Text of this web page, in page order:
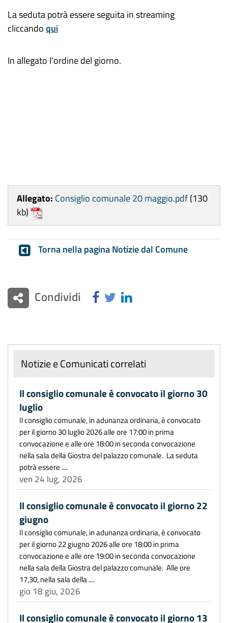
La seduta potrà essere seguita in streaming
cliccandoqui
In allegato l'ordine del giorno.
Allegato: Consiglio comunale 20 maggio.pdf(130
kb)
Torna nella pagina Notizie dal Comune
Condividi
Notizie e Comunicati correlati
Il consiglio comunale è convocato il giorno 30
luglio
Il consiglio comunale, in adunanza ordinaria, è convocato
per il giorno 30 luglio 2026 alle ore 17:00 in prima
convocazione e alle ore 18:00 in seconda convocazione
nella sala della Giostra del palazzo comunale. La seduta
potrà essere ....
ven 24 lug, 2026
Il consiglio comunale è convocato il giorno 22
giugno
Il consiglio comunale, in adunanza ordinaria, è convocato
per il giorno 22 giugno 2026 alle ore 18:00 in prima
convocazione e alle ore 19:00 in seconda convocazione
nella sala della Giostra del palazzo comunale. Alle ore
17,30, nella sala della ....
gio 18 giu, 2026
Il consiglio comunale è convocato il giorno 13